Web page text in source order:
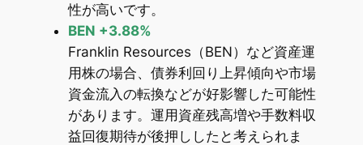
性が高いです。
BEN +3.88%
Franklin Resources（BEN）など資産運
用株の場合、債券利回り上昇傾向や市場
資金流入の転換などが好影響した可能性
があります。運用資産残高増や手数料収
益回復期待が後押ししたと考えられま